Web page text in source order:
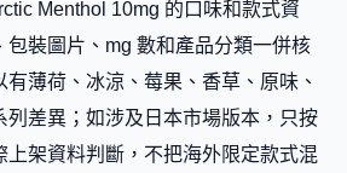
Menthol 10mg 的口味和款式資
包裝圖片、mg 數和產品分類一併核
薄荷、冰涼、莓果、香草、原味、
列差異；如涉及日本市場版本，只按
上架資料判斷，不把海外限定款式混